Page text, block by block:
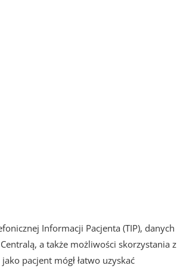
Informacji Pacjenta (TIP), danych
a także możliwości skorzystania z
pacjent mógł łatwo uzyskać